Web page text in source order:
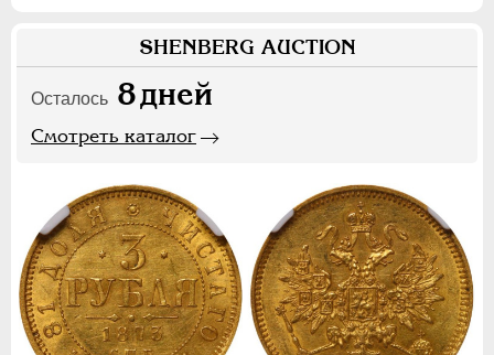
SHENBERG AUCTION
Осталось 8дней
Смотреть каталог